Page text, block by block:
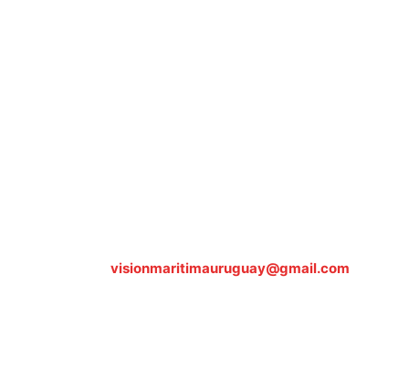
visionmaritimauruguay@gmail.com